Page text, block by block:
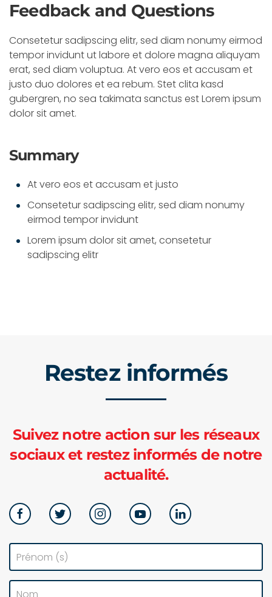
Feedback and Questions
Consetetur sadipscing elitr, sed diam nonumy eirmod
tempor invidunt ut labore et dolore magna aliquyam
erat, sed diam voluptua. At vero eos et accusam et
justo duo dolores et ea rebum. Stet clita kasd
gubergren, no sea takimata sanctus est Lorem ipsum
dolor sit amet.
Summary
At vero eos et accusam et justo
Consetetur sadipscing elitr, sed diam nonumy
eirmod tempor invidunt
Lorem ipsum dolor sit amet, consetetur
sadipscing elitr
Restez informés
Suivez notre action sur les réseaux
sociaux et restez informés de notre
actualité.